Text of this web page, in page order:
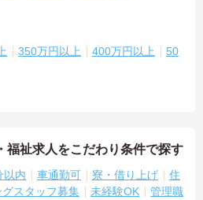
350万円以上 400万円以上
50
福祉求人をこだわり条件で探す
以内 車通勤可 寮・借り上げ
住
スタッフ募集 未経験OK
管理職